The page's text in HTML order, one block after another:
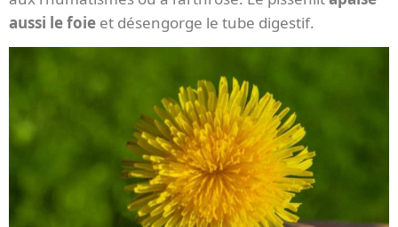
aussi le foie et désengorge le tube digestif.